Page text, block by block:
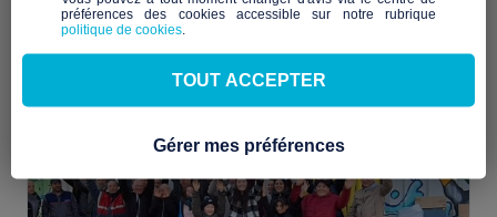
Les petits nouveaux
préférences des cookies accessible sur notre rubrique
politique de cookies
TOUT ACCEPTER
Gérer mes préférences